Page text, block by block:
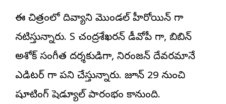
ఈ చిత్రంలో దివ్యాని మొండల్ హీరోయిన్ గా
నటిస్తున్నారు. S చంద్రశేఖరన్ డీవోపీ గా, బిబిన్
అశోక్ సంగీత దర్శకుడిగా, నిరంజన్ దేవరమానే
ఎడిటర్ గా పని చేస్తున్నారు. జూన్ 29 నుంచి
షూటింగ్ షెడ్యూల్ ప్రారంభం కానుంది.